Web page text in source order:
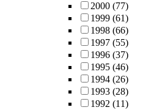
2000 (77)
1999 (61)
1998 (66)
1997 (55)
1996 (37)
1995 (46)
1994 (26)
1993 (28)
1992 (11)